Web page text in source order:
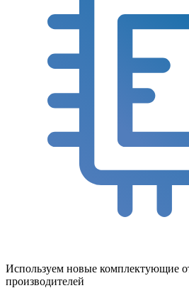
Используем новые комплектующие
производителей